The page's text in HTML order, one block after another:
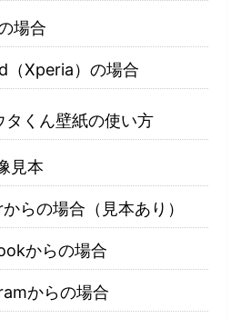
場合
（Xperia）の場合
タくん壁紙の使い方
見本
らの場合（見本あり）
からの場合
からの場合